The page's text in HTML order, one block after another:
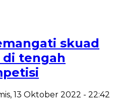
skuad
di tengah
13 Oktober 2022 - 22:42